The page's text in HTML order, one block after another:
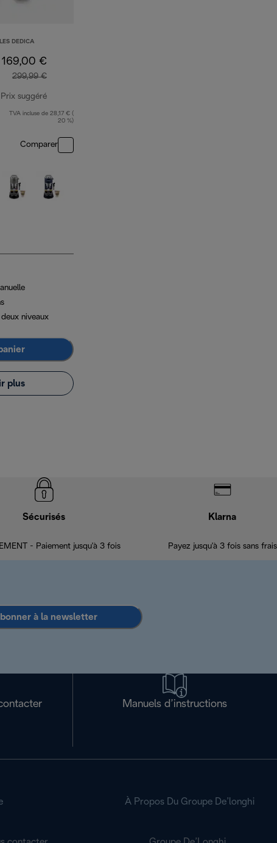
DEDICA
169,00 €
299,99 €
Prix suggéré
prix original 299,99 €
TVA incluse de 28,17 € (
20 %)
Comparer
niveaux
plus
Sécurisés
- Paiement jusqu'à 3 fois
Klarna
Payez jusqu'à 3 fois sans frais
à la newsletter
Manuels d’instructions
À Propos Du Groupe De’longhi